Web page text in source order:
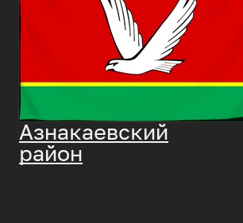
Азнакаевский
район